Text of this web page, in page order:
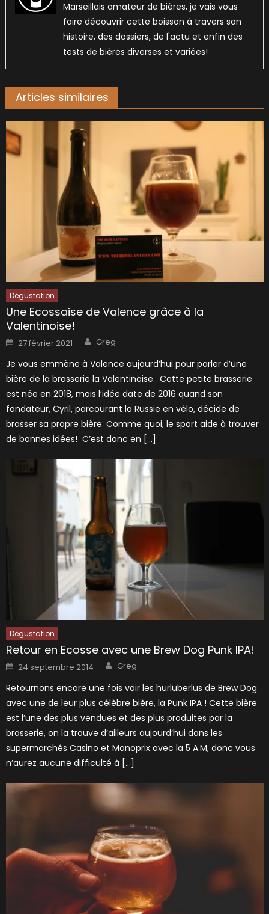
Marseillais amateur de bières, je vais vous
faire découvrir cette boisson à travers son
histoire, des dossiers, de l'actu et enfin des
tests de bières diverses et variées!
Articles similaires
Dégustation
Une Ecossaise de Valence grâce à la
Valentinoise!
Posted
on
27 février 2021 Author
Greg
Je vous emmène à Valence aujourd’hui pour parler d’une
bière de la brasserie la Valentinoise. Cette petite brasserie
est née en 2018, mais l’idée date de 2016 quand son
fondateur, Cyril, parcourant la Russie en vélo, décide de
brasser sa propre bière. Comme quoi, le sport aide à trouver
de bonnes idées! C’est donc en […]
Dégustation
Retour en Ecosse avec une Brew Dog Punk IPA!
Posted
on
24 septembre 2014 Author
Greg
Retournons encore une fois voir les hurluberlus de Brew Dog
avec une de leur plus célèbre bière, la Punk IPA ! Cette bière
est l’une des plus vendues et des plus produites par la
brasserie, on la trouve d’ailleurs aujourd’hui dans les
supermarchés Casino et Monoprix avec la 5 A.M, donc vous
n’aurez aucune difficulté à […]